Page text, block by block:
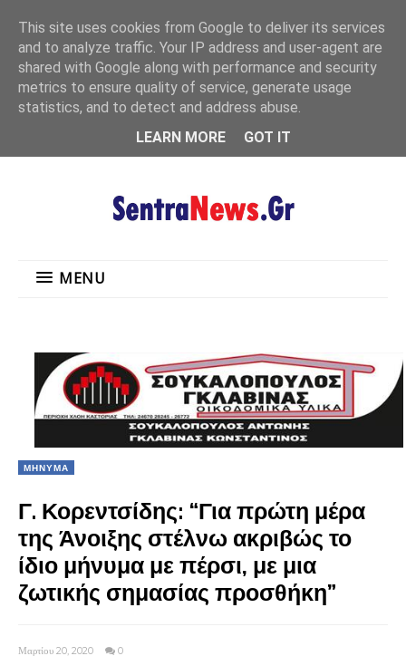
MENU
MENU
ΜΗΝΥΜΑ
Γ. Κορεντσίδης: “Για πρώτη μέρα
της Άνοιξης στέλνω ακριβώς το
ίδιο μήνυμα με πέρσι, με μια
ζωτικής σημασίας προσθήκη”
Μαρτίου 20, 2020 0
This site uses cookies from Google to deliver its services
and to analyze traffic. Your IP address and user-agent are
shared with Google along with performance and security
metrics to ensure quality of service, generate usage
statistics, and to detect and address abuse.
LEARN MORE
GOT IT